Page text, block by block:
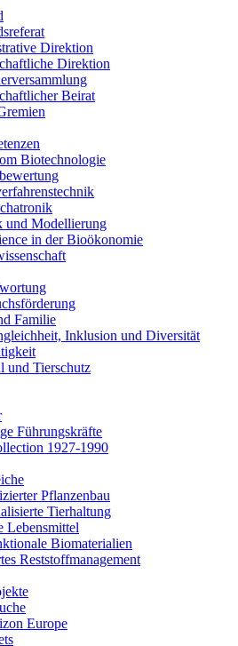
Direktion
Direktion
Beirat
Biotechnologie
und Modellierung
in der Bioökonomie
Familie
Inklusion und Diversität
und Tierschutz
Führungskräfte
1927-1990
Pflanzenbau
Tierhaltung
Lebensmittel
Biomaterialien
Reststoffmanagement
Europe